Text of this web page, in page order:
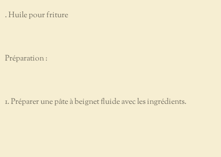
. Huile pour friture
Préparation :
1. Préparer une pâte à beignet fluide avec les ingrédients.